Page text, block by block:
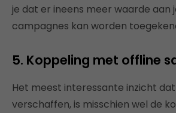
je dat er ineens meer waarde aan
campagnes kan worden
5. Koppeling met offline
Het meest interessante inzicht
verschaffen, is misschien wel de